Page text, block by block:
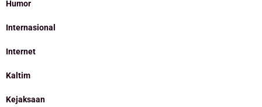
Humor
Internasional
Internet
Kaltim
Kejaksaan